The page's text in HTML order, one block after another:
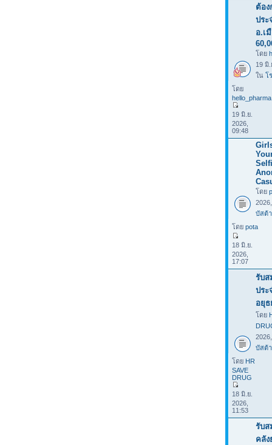
ต้อง
ประ
อ.เ
โดย
19 มิ.
ใน โ
โดย
hello_pharma
19 มิ.ย.
2026,
09:48
โดย
บัสต้า
โดย pota
18 มิ.ย.
2026,
17:07
รับส
ประ
อยุ
โดย
บัสต้า
โดย HR
SAVE
DRUG
18 มิ.ย.
2026,
11:53
รับส
คลัง